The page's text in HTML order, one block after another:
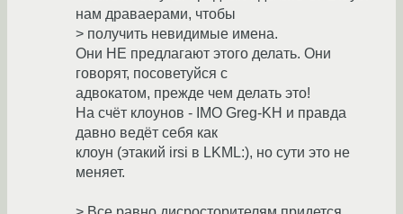
нам драваерами, чтобы
> получить невидимые имена.
Они НЕ предлагают этого делать. Они
говорят, посоветуйся с
адвокатом, прежде чем делать это!
На счёт клоунов - IMO Greg-KH и правда
давно ведёт себя как
клоун (этакий irsi в LKML:), но сути это не
меняет.